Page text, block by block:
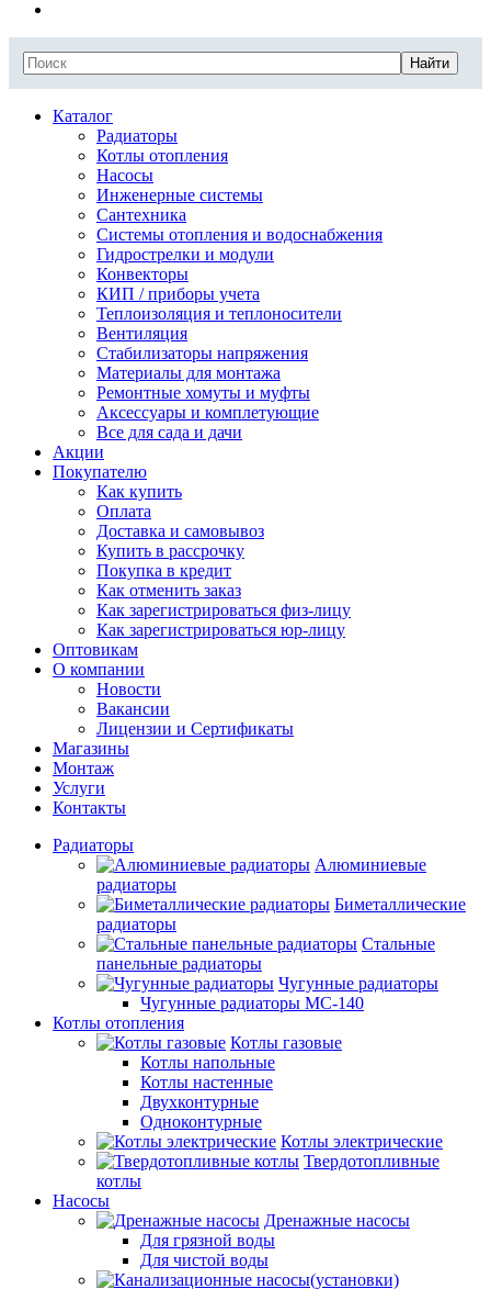
Найти
Каталог
Радиаторы
Котлы отопления
Насосы
Инженерные системы
Сантехника
Системы отопления и водоснабжения
Гидрострелки и модули
Конвекторы
КИП / приборы учета
Теплоизоляция и теплоносители
Вентиляция
Стабилизаторы напряжения
Материалы для монтажа
Ремонтные хомуты и муфты
Аксессуары и комплетующие
Все для сада и дачи
Акции
Покупателю
Как купить
Оплата
Доставка и самовывоз
Купить в рассрочку
Покупка в кредит
Как отменить заказ
Как зарегистрироваться физ-лицу
Как зарегистрироваться юр-лицу
Оптовикам
О компании
Новости
Вакансии
Лицензии и Сертификаты
Магазины
Монтаж
Услуги
Контакты
Радиаторы
Алюминиевые
радиаторы
Биметаллические
радиаторы
Стальные
панельные радиаторы
Чугунные радиаторы
Чугунные радиаторы МС-140
Котлы отопления
Котлы газовые
Котлы напольные
Котлы настенные
Двухконтурные
Одноконтурные
Котлы электрические
Твердотопливные
котлы
Насосы
Дренажные насосы
Для грязной воды
Для чистой воды